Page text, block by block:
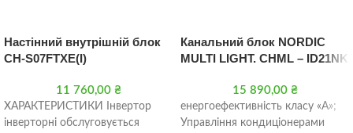
Настінний внутрішній блок
CH-S07FTXE(I)
11 760,00 ₴
ХАРАКТЕРИСТИКИ Інвертор
інверторні обслуговується
Канальний блок NORDIC
MULTI LIGHT. CHML – ID21NK
15 890,00 ₴
енергоефективність класу «А»;
Управління кондиціонерами